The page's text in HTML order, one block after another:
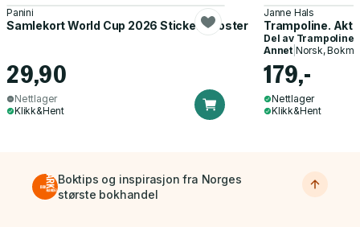
Panini
Samlekort World Cup 2026 Sticker Booster
29,90
Nettlager
Klikk&Hent
Janne Hals
Trampoline.
Del av Trampoline
Annet| Norsk,
179,-
Nettlager
Klikk&Hent
Boktips og inspirasjon fra Norges
største bokhandel